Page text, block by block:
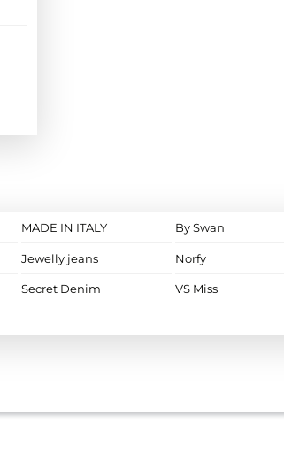
MADE IN ITALY By Swan
Jewelly jeans Norfy
Secret Denim VS Miss